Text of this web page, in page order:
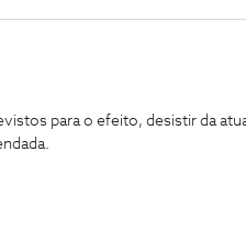
para o efeito, desistir da